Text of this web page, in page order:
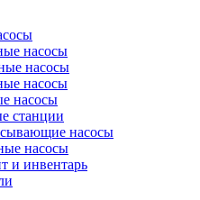
насосы
насосы
насосы
насосы
станции
насосы
насосы
и инвентарь